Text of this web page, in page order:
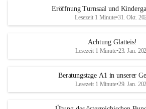
Eröffnung Turnsaal und
Lesezeit 1 Minute•31. Okt.
Achtung Glatteis!
Lesezeit 1 Minute•23. Jan.
Beratungstage A1 in unserer
Lesezeit 1 Minute•29. Jan.